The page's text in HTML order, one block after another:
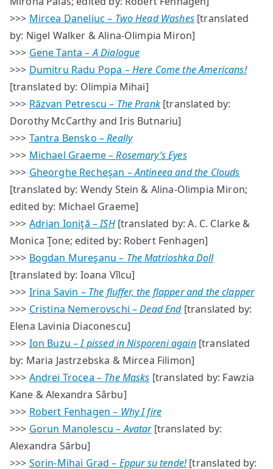
>>> Mircea Daneliuc – Two Head Washes[translated
by: Nigel Walker & Alina-Olimpia Miron]
>>> Gene Tanta –A Dialogue
>>> Dumitru Radu Popa –Here Come the Americans!
[translated by: Olimpia Mihai]
>>> Răzvan Petrescu – The Prank[translated by:
Dorothy McCarthy and Iris Butnariu]
>>> Tantra Bensko –Really
>>> Michael Graeme –Rosemary’s Eyes
>>> Gheorghe Recheşan –Antineea and the Clouds
[translated by: Wendy Stein & Alina-Olimpia Miron;
edited by: Michael Graeme]
>>> Adrian Ioniţă –ISH[translated by: A. C. Clarke &
Monica Ţone; edited by: Robert Fenhagen]
>>> Bogdan Mureşanu – The Matrioshka Doll
[translated by: Ioana Vîlcu]
>>> Irina Savin – The fluffer, the flapper and the clapper
>>> Cristina Nemerovschi –Dead End[translated by:
Elena Lavinia Diaconescu]
>>> Ion Buzu –I pissed in Nisporeni again[translated
by: Maria Jastrzebska & Mircea Filimon]
>>> Andrei Trocea – The Masks [translated by: Fawzia
Kane & Alexandra Sârbu]
>>> Robert Fenhagen – Why I fire
>>> Gorun Manolescu –Avatar[translated by:
Alexandra Sârbu]
>>> Sorin-Mihai Grad – Eppur su tende![translated by: